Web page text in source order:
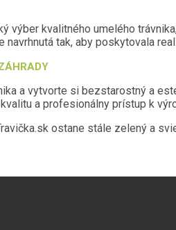
výber kvalitného umelého
navrhnutá tak, aby poskytovala
a vytvorte si bezstarostný a
a profesionálny prístup k
ostane stále zelený a